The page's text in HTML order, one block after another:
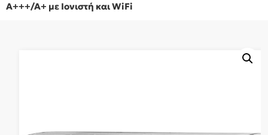
A+++/A+ με Ιονιστή και WiFi